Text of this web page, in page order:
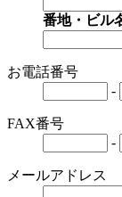
番地・ビル
お電話番号
-
FAX番号
-
メールアドレス